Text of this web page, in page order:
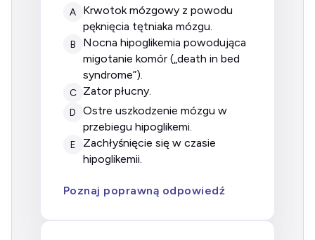
A
krwotok mózgowy z powodu
pęknięcia tętniaka mózgu.
B
nocna hipoglikemia powodująca
migotanie komór („death in bed
syndrome”).
C zator płucny.
D
ostre uszkodzenie mózgu w
przebiegu hipoglikemi.
E
zachłyśnięcie się w czasie
hipoglikemii.
Poznaj poprawną odpowiedź